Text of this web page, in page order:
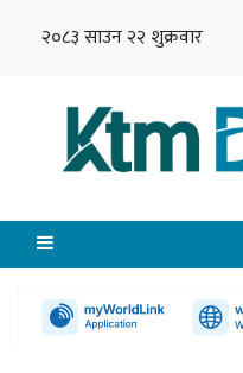
२०८३ साउन २२ शुक्रवार